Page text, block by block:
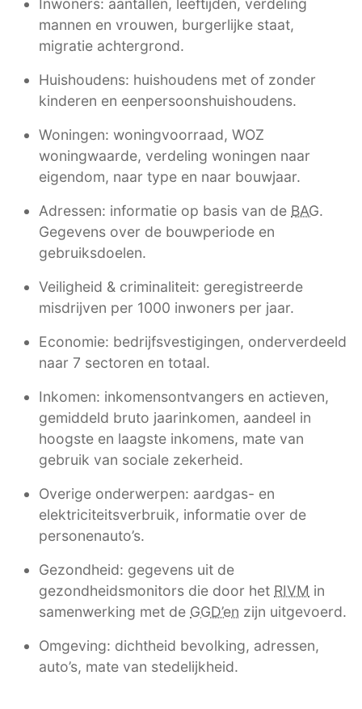
Inwoners: aantallen, leeftijden, verdeling
mannen en vrouwen, burgerlijke staat,
migratie achtergrond.
Huishoudens: huishoudens met of zonder
kinderen en eenpersoonshuishoudens.
Woningen: woningvoorraad, WOZ
woningwaarde, verdeling woningen naar
eigendom, naar type en naar bouwjaar.
Adressen: informatie op basis van de BAG.
Gegevens over de bouwperiode en
gebruiksdoelen.
Veiligheid & criminaliteit: geregistreerde
misdrijven per 1000 inwoners per jaar.
Economie: bedrijfsvestigingen, onderverdeeld
naar 7 sectoren en totaal.
Inkomen: inkomensontvangers en actieven,
gemiddeld bruto jaarinkomen, aandeel in
hoogste en laagste inkomens, mate van
gebruik van sociale zekerheid.
Overige onderwerpen: aardgas- en
elektriciteitsverbruik, informatie over de
personenauto’s.
Gezondheid: gegevens uit de
gezondheidsmonitors die door het RIVM in
samenwerking met de GGD’en zijn uitgevoerd.
Omgeving: dichtheid bevolking, adressen,
auto’s, mate van stedelijkheid.